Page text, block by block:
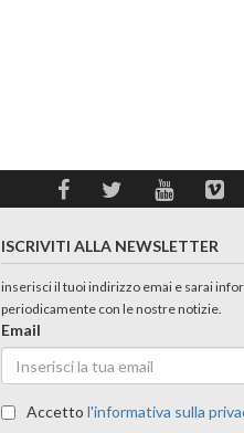
ISCRIVITI ALLA NEWSLETTER
inserisci il tuoi indirizzo emai e sarai
periodicamente con le nostre notizie.
Email
Accettol'informativa sulla